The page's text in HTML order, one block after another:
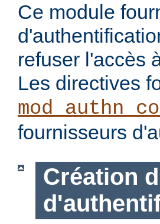
Ce module
refuser l'accès
Les directives
fournisseurs
Création